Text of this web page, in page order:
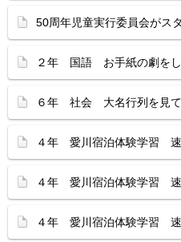
50周年児童実行委員会がス
２年 国語 お手紙の劇をし
６年 社会 大名行列を見
４年 愛川宿泊体験学習
４年 愛川宿泊体験学習
４年 愛川宿泊体験学習